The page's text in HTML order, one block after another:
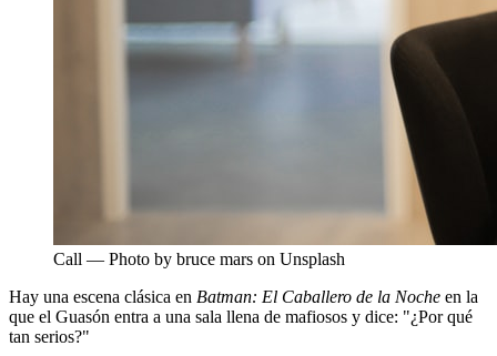
Call — Photo by bruce mars on Unsplash
Hay una escena clásica en Batman: El Caballero de la Noche en la
que el Guasón entra a una sala llena de mafiosos y dice: "¿Por qué
tan serios?"